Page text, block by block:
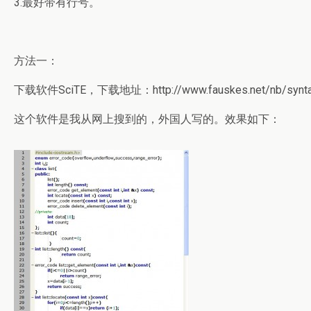
方法一：
下载软件SciTE，下载地址：http://www.fauskes.net/nb/
这个软件是我从网上搜到的，外国人写的。效果如下：